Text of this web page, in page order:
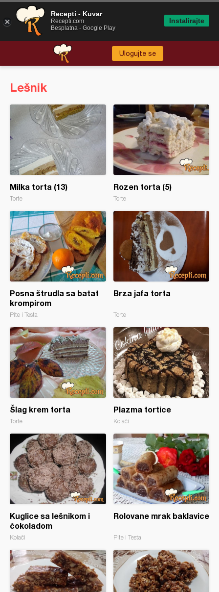
Ulogujte se
Lešnik
Milka torta (13)
Torte
Rozen torta (5)
Torte
Posna štrudla sa batat
krompirom
Pite i Testa
Brza jafa torta
Torte
Šlag krem torta
Torte
Plazma tortice
Kolači
Kuglice sa lešnikom i
čokoladom
Kolači
Rolovane mrak baklavice
Pite i Testa
Recepti - Kuvar
Recepti.com
Besplatna - Google Play
Instalirajte